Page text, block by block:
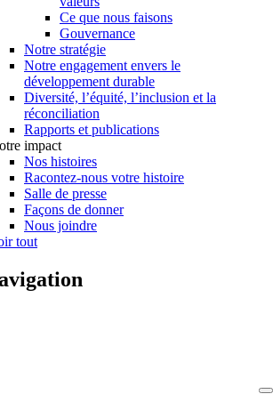
Ce que nous faisons
Gouvernance
Notre stratégie
Notre engagement envers le
développement durable
Diversité, l’équité, l’inclusion et la
réconciliation
Rapports et publications
impact
Nos histoires
Racontez-nous votre histoire
Salle de presse
Façons de donner
Nous joindre
tout